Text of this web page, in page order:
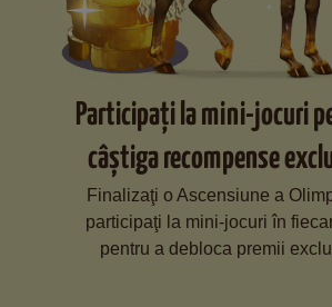
Participaţi la mini-jocuri
câștiga recompense
Finalizaţi o Ascensiune a
participaţi la mini-jocuri în
pentru a debloca premii